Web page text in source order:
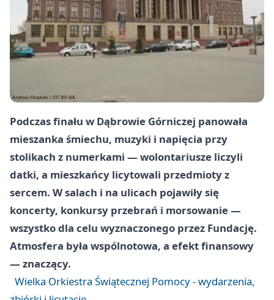
Podczas finału w Dąbrowie Górniczej panowała
mieszanka śmiechu, muzyki i napięcia przy
stolikach z numerkami — wolontariusze liczyli
datki, a mieszkańcy licytowali przedmioty z
sercem. W salach i na ulicach pojawiły się
koncerty, konkursy przebrań i morsowanie —
wszystko dla celu wyznaczonego przez Fundację.
Atmosfera była wspólnotowa, a efekt finansowy
— znaczący.
Wielka Orkiestra Świątecznej Pomocy - wydarzenia,